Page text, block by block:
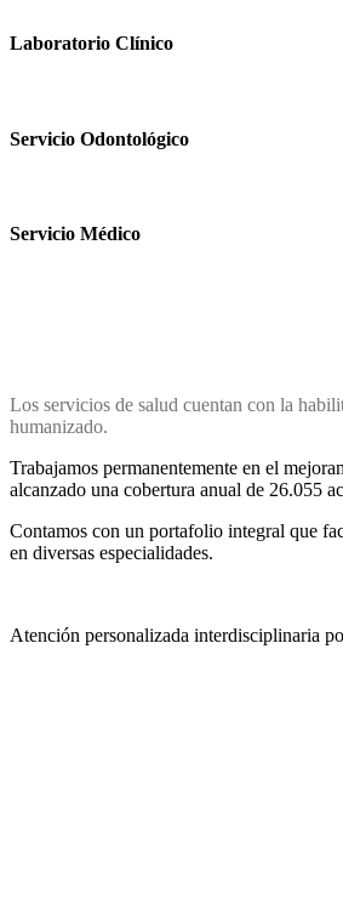
Laboratorio Clínico
Servicio Odontológico
Servicio Médico
Los servicios de salud cuentan con la
humanizado.
Trabajamos permanentemente en el
alcanzado una cobertura anual de 26.055
Contamos con un portafolio integral que
en diversas especialidades.
Atención personalizada interdisciplinaria